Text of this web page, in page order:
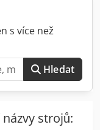
s více než
Hledat
strojů: